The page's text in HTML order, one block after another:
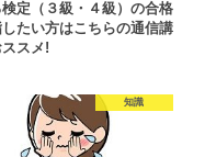
検定（３級・４級）の合格
したい方はこちらの通信講
スメ!
知識